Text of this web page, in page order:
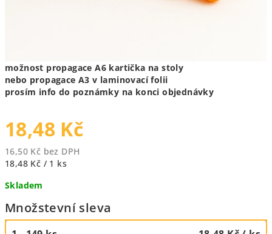
možnost propagace A6 kartička na stoly
nebo propagace A3 v laminovací folii
prosím info do poznámky na konci objednávky
18,48 Kč
16,50 Kč bez DPH
Měrná
18,48 Kč / 1 ks
Skladem
Množstevní sleva